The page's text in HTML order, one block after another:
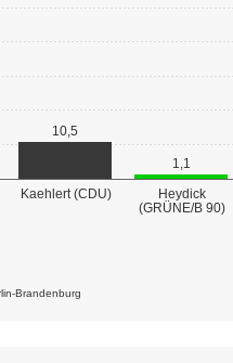
Kaehlert (CDU) Heydick
(GRÜNE/B 90)
10,5
1,1
Brandenburg